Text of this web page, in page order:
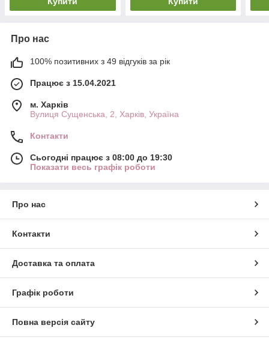
Про нас
100% позитивних з 49 відгуків за рік
Працює з 15.04.2021
м. Харків
Вулиця Сущенська, 2, Харків, Україна
Контакти
Сьогодні працює з 08:00 до 19:30
Показати весь графік роботи
Про нас
Контакти
Доставка та оплата
Графік роботи
Повна версія сайту